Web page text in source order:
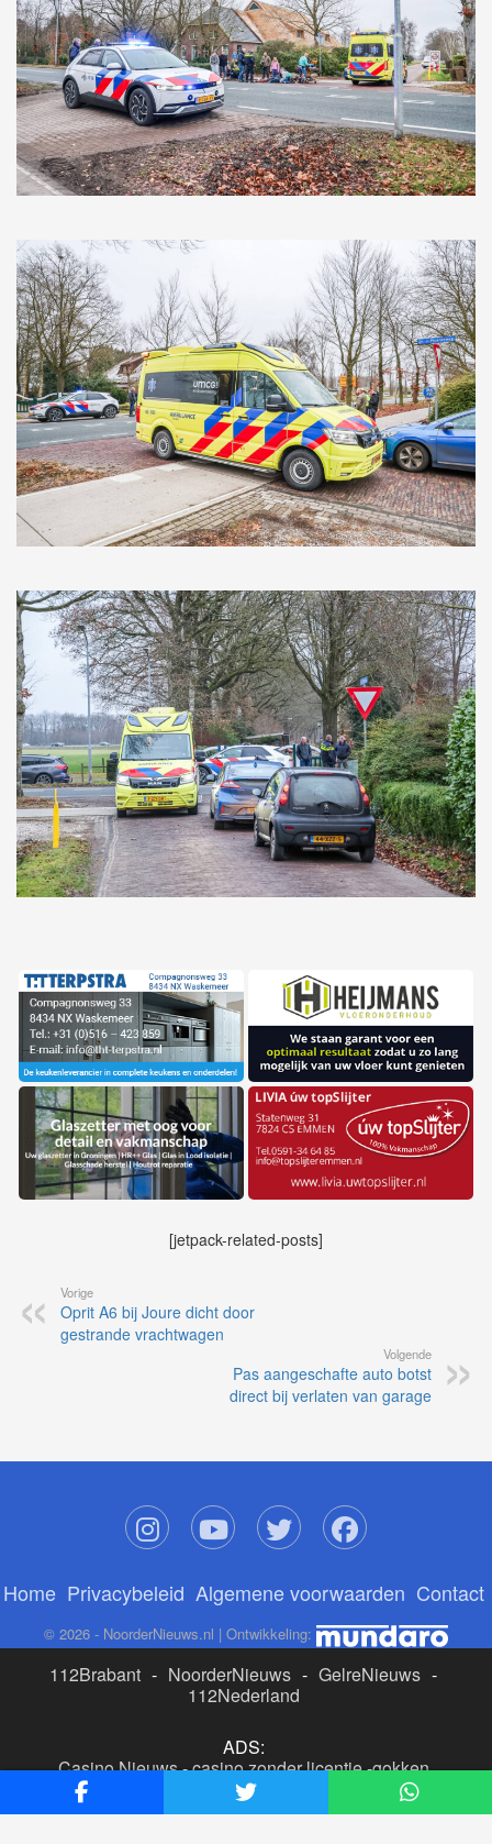
[jetpack-related-posts]
Vorige
Oprit A6 bij Joure dicht door
gestrande vrachtwagen
Volgende
Pas aangeschafte auto botst
direct bij verlaten van garage
Home Privacybeleid Algemene voorwaarden Contact
© 2026 - NoorderNieuws.nl | Ontwikkeling:
112Brabant - NoorderNieuws - GelreNieuws -
112Nederland
ADS:
Casino Nieuws-casino zonder licentie-gokken
buitenlandse site
beste online casino nederland